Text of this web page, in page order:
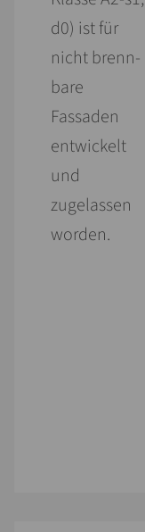
d0) ist für
nicht brenn­
bare
Fassaden
entwickelt
und
zugelassen
worden.